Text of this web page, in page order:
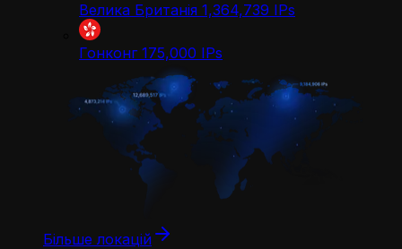
Велика Британія 1,364,739 IPs
Гонконг 175,000 IPs
Більше локацій